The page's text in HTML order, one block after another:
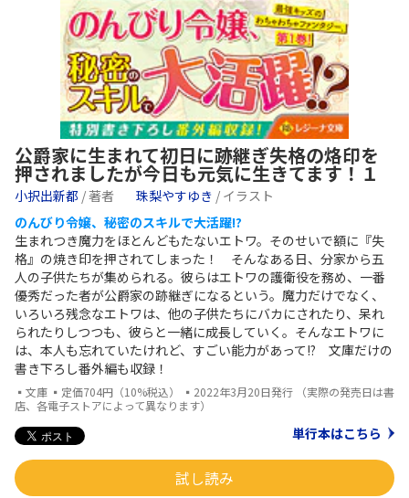
公爵家に生まれて初日に跡継ぎ失格の烙印を
押されましたが今日も元気に生きてます！１
小択出新都 / 著者 珠梨やすゆき / イラスト
のんびり令嬢、秘密のスキルで大活躍!?
生まれつき魔力をほとんどもたないエトワ。そのせいで額に『失
格』の焼き印を押されてしまった！ そんなある日、分家から五
人の子供たちが集められる。彼らはエトワの護衛役を務め、一番
優秀だった者が公爵家の跡継ぎになるという。魔力だけでなく、
いろいろ残念なエトワは、他の子供たちにバカにされたり、呆れ
られたりしつつも、彼らと一緒に成長していく。そんなエトワに
は、本人も忘れていたけれど、すごい能力があって!? 文庫だけの
書き下ろし番外編も収録！
▪文庫 ▪定価704円（10%税込） ▪2022年3月20日発行 （実際の発売日は書
店、各電子ストアによって異なります）
単行本はこちら
試し読み